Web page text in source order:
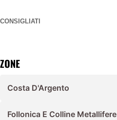
CONSIGLIATI
ZONE
Costa D'Argento
Follonica E Colline Metallifere